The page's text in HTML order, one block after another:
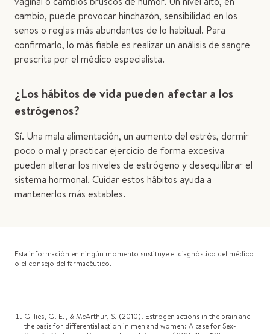
cambio, puede provocar hinchazón, sensibilidad en los
senos o reglas más abundantes de lo habitual. Para
confirmarlo, lo más fiable es realizar un análisis de sangre
prescrita por el médico especialista.
¿Los hábitos de vida pueden afectar a los
estrógenos?
Sí. Una mala alimentación, un aumento del estrés, dormir
poco o mal y practicar ejercicio de forma excesiva
pueden alterar los niveles de estrógeno y desequilibrar el
sistema hormonal. Cuidar estos hábitos ayuda a
mantenerlos más estables.
Esta información en ningún momento sustituye el diagnóstico del médico
o el consejo del farmacéutico.
Gillies, G. E., & McArthur, S. (2010). Estrogen actions in the brain and
the basis for differential action in men and women: A case for Sex-